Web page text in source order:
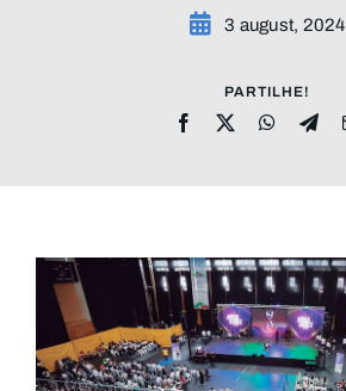
3 august, 2024
PARTILHE!